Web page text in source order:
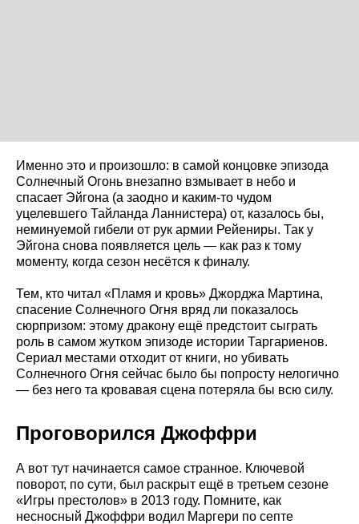
Именно это и произошло: в самой концовке эпизода
Солнечный Огонь внезапно взмывает в небо и
спасает Эйгона (а заодно и каким-то чудом
уцелевшего Тайланда Ланнистера) от, казалось бы,
неминуемой гибели от рук армии Рейениры. Так у
Эйгона снова появляется цель — как раз к тому
моменту, когда сезон несётся к финалу.
Тем, кто читал «Пламя и кровь» Джорджа Мартина,
спасение Солнечного Огня вряд ли показалось
сюрпризом: этому дракону ещё предстоит сыграть
роль в самом жутком эпизоде истории Таргариенов.
Сериал местами отходит от книги, но убивать
Солнечного Огня сейчас было бы попросту нелогично
— без него та кровавая сцена потеряла бы всю силу.
Проговорился Джоффри
А вот тут начинается самое странное. Ключевой
поворот, по сути, был раскрыт ещё в третьем сезоне
«Игры престолов» в 2013 году. Помните, как
несносный Джоффри водил Маргери по септе